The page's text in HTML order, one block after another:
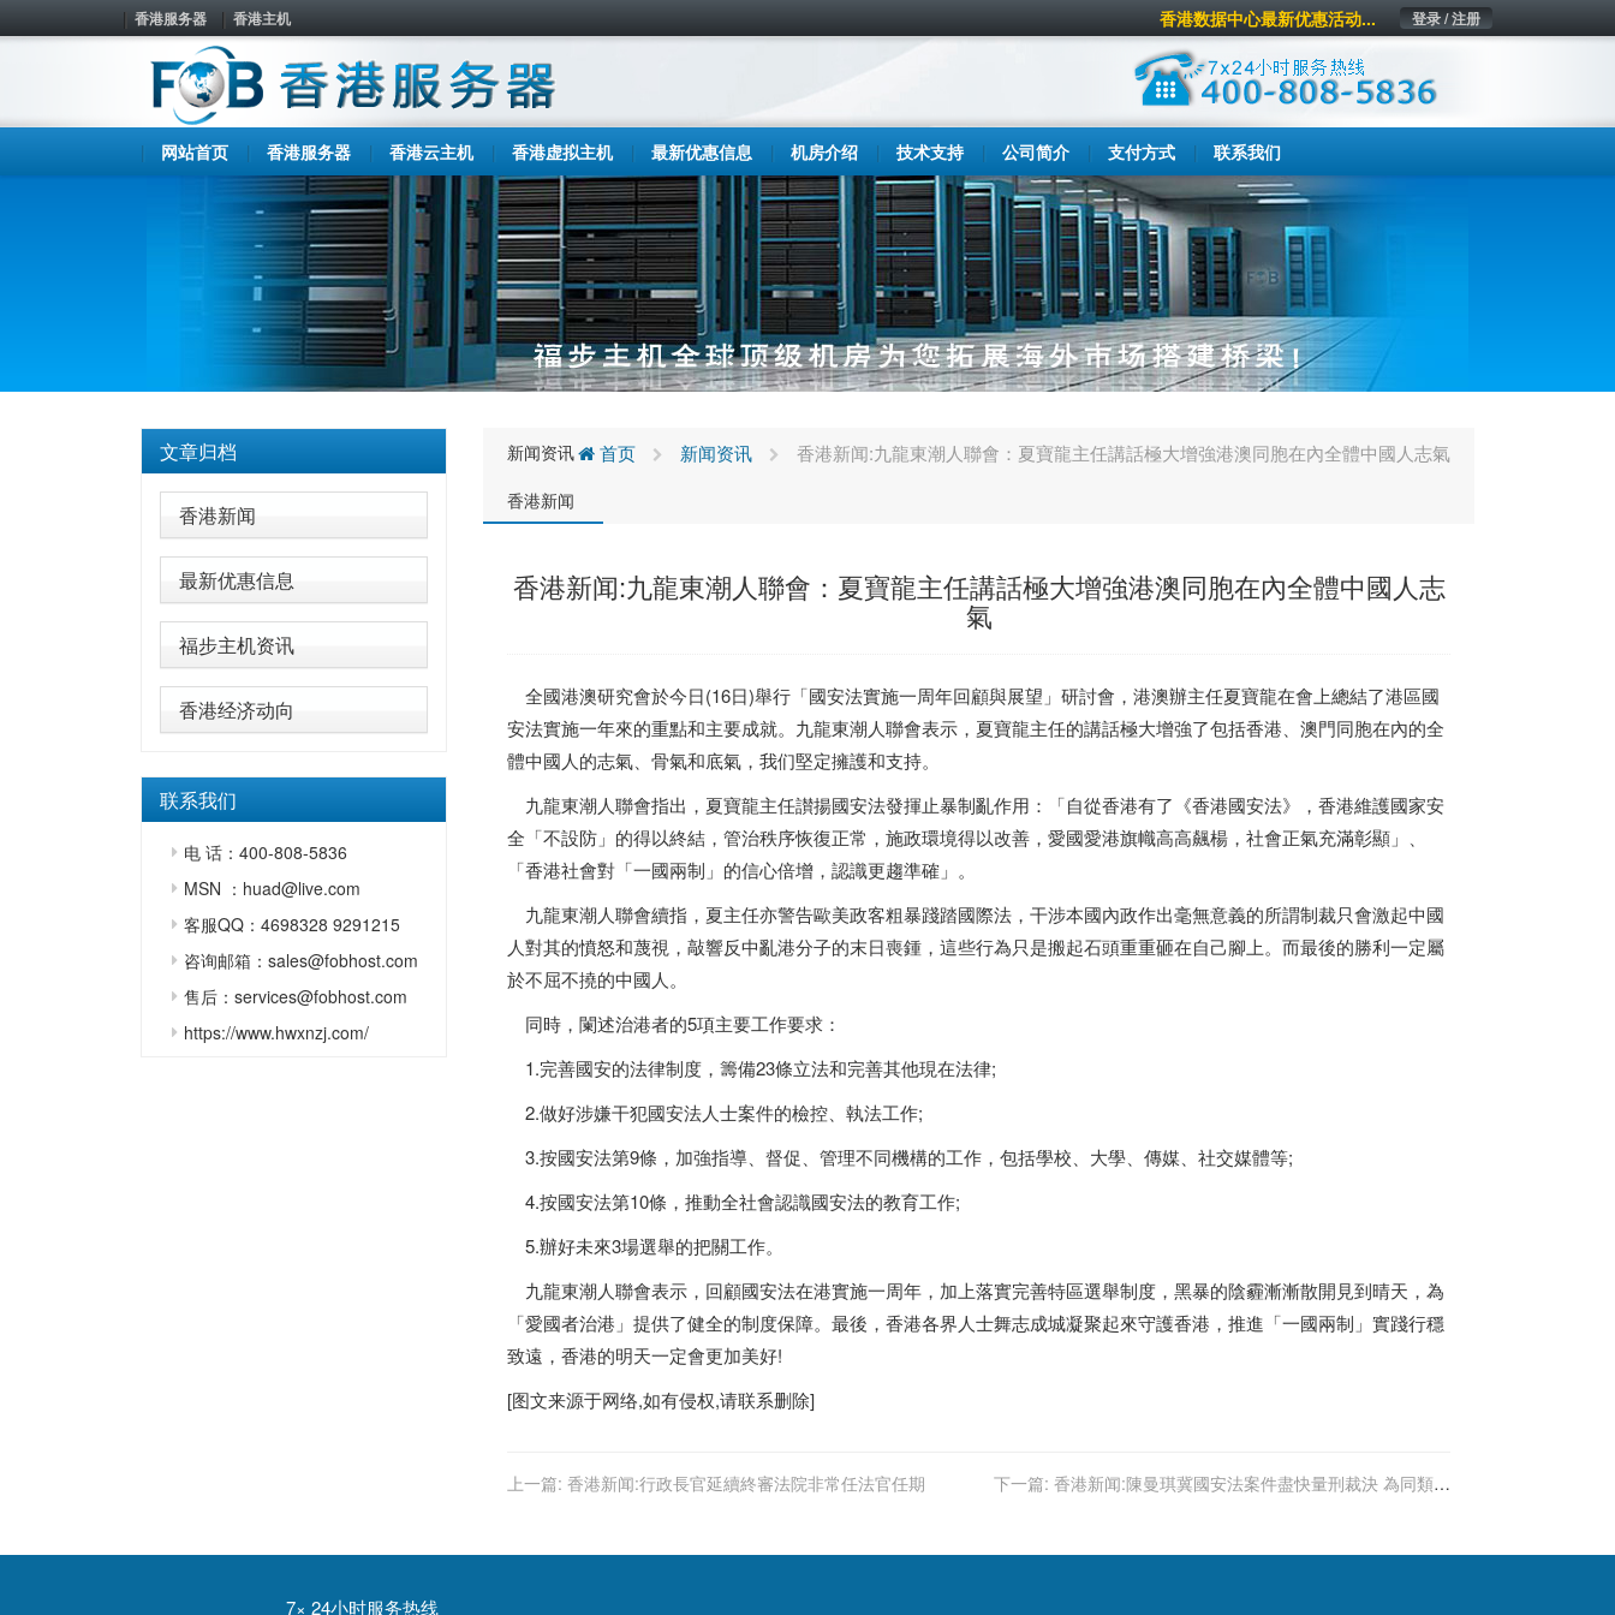
香港服务器 香港主机 登录 / 注册
香港数据中心最新优惠活动...
网站首页 香港服务器 香港云主机 香港虚拟主机 最新优惠信息 机房介绍 技术支持 公司简介 支付方式 联系我们
文章归档
香港新闻
最新优惠信息
福步主机资讯
香港经济动向
联系我们
电 话：400-808-5836
MSN ：huad@live.com
客服QQ：4698328 9291215
咨询邮箱：sales@fobhost.com
售后：services@fobhost.com
https://www.hwxnzj.com/
新闻资讯
香港新闻
首页 新闻资讯 香港新闻:九龍東潮人聯會：夏寶龍主任講話極大增強港澳同胞在內全體中國人志氣
香港新闻:九龍東潮人聯會：夏寶龍主任講話極大增強港澳同胞在內全體中國人志
氣
全國港澳研究會於今日(16日)舉行「國安法實施一周年回顧與展望」研討會，港澳辦主任夏寶龍在會上總結了港區國
安法實施一年來的重點和主要成就。九龍東潮人聯會表示，夏寶龍主任的講話極大增強了包括香港 、澳門同胞在內的全
體中國人的志氣、骨氣和底氣，我们堅定擁護和支持。
九龍東潮人聯會指出，夏寶龍主任讃揚國安法發揮止暴制亂作用：「自從香港有了《香港國安法》， 香港維護國家安
全「不設防」的得以終結，管治秩序恢復正常，施政環境得以改善，愛國愛港旗幟高高飆楊，社會正氣充滿彰顯」、
「香港社會對「一國兩制」的信心倍增，認識更趨準確」。
九龍東潮人聯會續指，夏主任亦警告歐美政客粗暴踐踏國際法，干涉本國內政作出毫無意義的所謂制裁只會激起中國
人對其的憤怒和蔑視，敲響反中亂港分子的末日喪鍾，這些行為只是搬起石頭重重砸在自己腳上。而最後的勝利一定屬
於不屈不撓的中國人。
同時，闌述治港者的5項主要工作要求：
1.完善國安的法律制度，籌備23條立法和完善其他現在法律;
2.做好涉嫌干犯國安法人士案件的檢控、執法工作;
3.按國安法第9條，加強指導、督促、管理不同機構的工作，包括學校、大學、傳媒、社交媒體等;
4.按國安法第10條，推動全社會認識國安法的教育工作;
5.辦好未來3場選舉的把關工作。
九龍東潮人聯會表示，回顧國安法在港實施一周年，加上落實完善特區選舉制度，黑暴的陰霾漸漸散開見到晴天，為
「愛國者治港」提供了健全的制度保障。最後， 香港各界人士舞志成城凝聚起來守護香港 ，推進「一國兩制」實踐行穩
致遠， 香港的明天一定會更加美好!
[图文来源于网络,如有侵权,请联系删除]
上一篇: 香港新闻:行政長官延續終審法院非常任法官任期 下一篇: 香港新闻:陳曼琪冀國安法案件盡快量刑裁決 為同類案
7× 24小时服务热线